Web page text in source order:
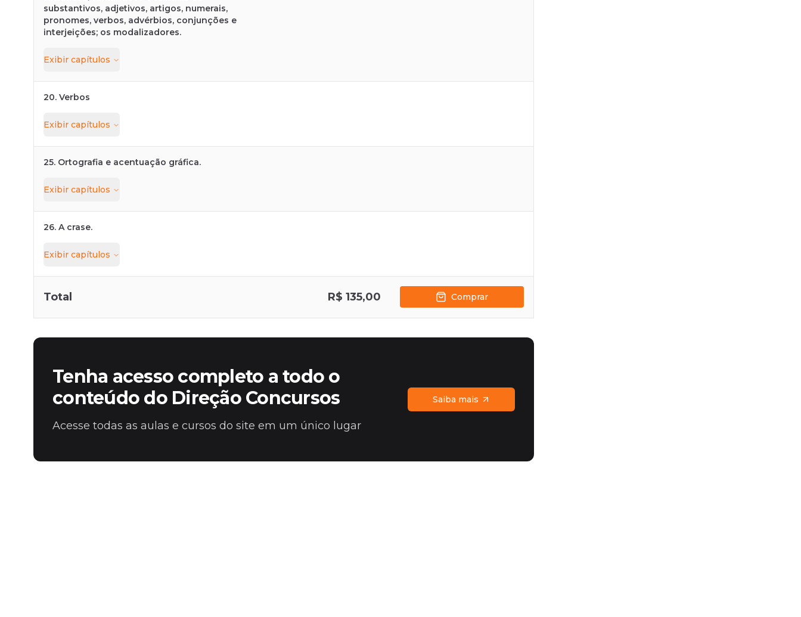
substantivos, adjetivos, artigos, numerais,
pronomes, verbos, advérbios, conjunções e
interjeições; os modalizadores.
Exibir capítulos
20. Verbos
Exibir capítulos
25. Ortografia e acentuação gráfica.
Exibir capítulos
26. A crase.
Exibir capítulos
Total R$ 135,00 Comprar
Tenha acesso completo a todo o
conteúdo do Direção Concursos
Acesse todas as aulas e cursos do site em um único lugar
Saiba mais